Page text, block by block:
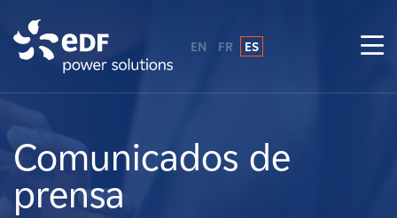
Sobre nosotros
Qué hacemos
EN FR ES
Comunicados de
prensa